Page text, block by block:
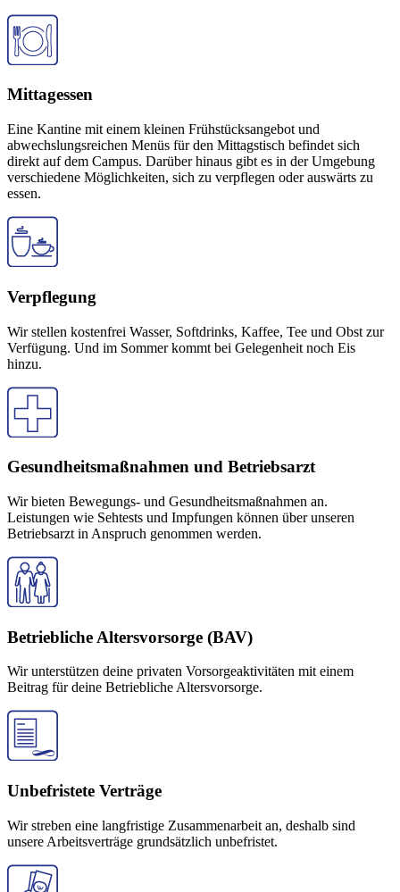
Mittagessen
Eine Kantine mit einem kleinen Frühstücksangebot und
abwechslungsreichen Menüs für den Mittagstisch befindet sich
direkt auf dem Campus. Darüber hinaus gibt es in der Umgebung
verschiedene Möglichkeiten, sich zu verpflegen oder auswärts zu
essen.
Verpflegung
Wir stellen kostenfrei Wasser, Softdrinks, Kaffee, Tee und Obst zur
Verfügung. Und im Sommer kommt bei Gelegenheit noch Eis
hinzu.
Gesundheitsmaßnahmen und Betriebsarzt
Wir bieten Bewegungs- und Gesundheitsmaßnahmen an.
Leistungen wie Sehtests und Impfungen können über unseren
Betriebsarzt in Anspruch genommen werden.
Betriebliche Altersvorsorge (BAV)
Wir unterstützen deine privaten Vorsorgeaktivitäten mit einem
Beitrag für deine Betriebliche Altersvorsorge.
Unbefristete Verträge
Wir streben eine langfristige Zusammenarbeit an, deshalb sind
unsere Arbeitsverträge grundsätzlich unbefristet.